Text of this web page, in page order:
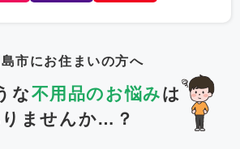
市にお住まいの方へ
な不用品のお悩みは
ませんか…？